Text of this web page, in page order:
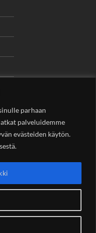
parhaan
palveluidemme
evästeiden käytön.
OySotungintie 449,